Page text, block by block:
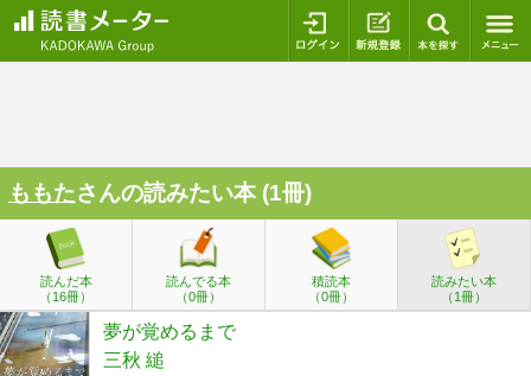
ログイン 新規登録
ももたさんの読みたい本 (1冊)
読んだ本
（16冊）
読んでる本
（0冊）
積読本
（0冊）
読みたい本
（1冊）
夢が覚めるまで
三秋 縋